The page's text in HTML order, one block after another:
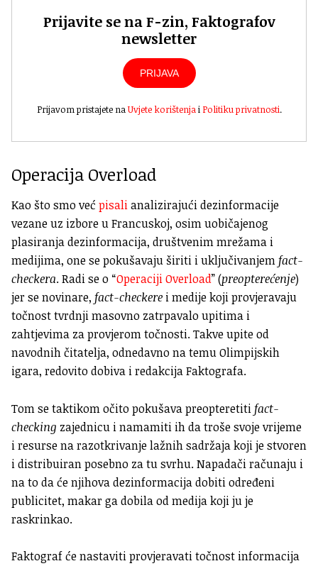
Prijavite se na F-zin, Faktografov
newsletter
PRIJAVA
Prijavom pristajete naUvjete korištenjai Politiku privatnosti.
Operacija Overload
Kao što smo već pisalianalizirajući dezinformacije
vezane uz izbore u Francuskoj, osim uobičajenog
plasiranja dezinformacija, društvenim mrežama i
medijima, one se pokušavaju širiti i uključivanjemfact-
checkera. Radi se o “Operaciji Overload” (preopterećenje)
jer se novinare, fact-checkere i medije koji provjeravaju
točnost tvrdnji masovno zatrpavalo upitima i
zahtjevima za provjerom točnosti. Takve upite od
navodnih čitatelja, odnedavno na temu Olimpijskih
igara, redovito dobiva i redakcija Faktografa.
Tom se taktikom očito pokušava preopteretitifact-
checking zajednicu i namamiti ih da troše svoje vrijeme
i resurse na razotkrivanje lažnih sadržaja koji je stvoren
i distribuiran posebno za tu svrhu. Napadači računaju i
na to da će njihova dezinformacija dobiti određeni
publicitet, makar ga dobila od medija koji ju je
raskrinkao.
Faktograf će nastaviti provjeravati točnost informacija